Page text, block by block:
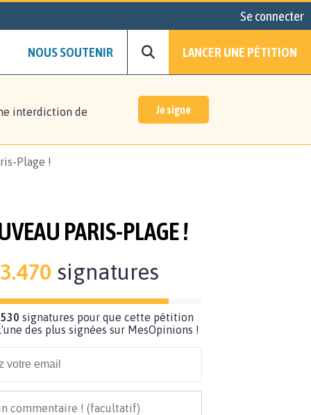
Se connecter
NOUS SOUTENIR LANCER UNE PÉTITION
interdiction de
Je signe
Plage !
PARIS-PLAGE !
signatures
signatures pour que cette pétition
des plus signées sur MesOpinions !